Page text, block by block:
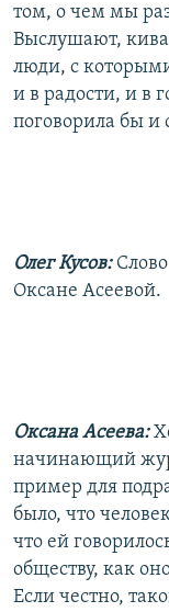
том, о чем мы
Выслушают,
люди, с
и в радости, и в
поговорила бы и
Олег Кусов:
Оксане Асеевой.
Оксана Асеева:
начинающий
пример для
было, что
что ей
обществу, как
Если честно,